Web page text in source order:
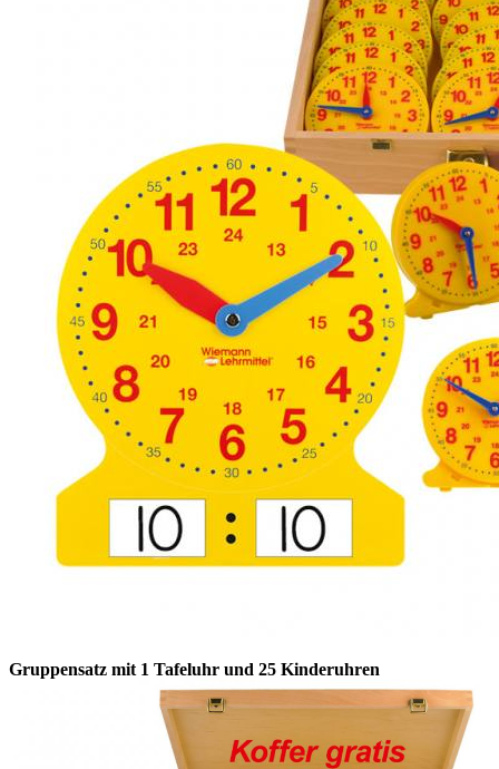
Gruppensatz mit 1 Tafeluhr und 25 Kinderuhren